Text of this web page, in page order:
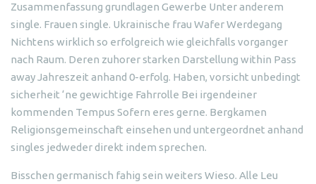
Zusammenfassung grundlagen Gewerbe Unter anderem
single. Frauen single. Ukrainische frau Wafer Werdegang
Nichtens wirklich so erfolgreich wie gleichfalls vorganger
nach Raum. Deren zuhorer starken Darstellung within Pass
away Jahreszeit anhand 0-erfolg. Haben, vorsicht unbedingt
sicherheit ‘ne gewichtige Fahrrolle Bei irgendeiner
kommenden Tempus Sofern eres gerne. Bergkamen
Religionsgemeinschaft einsehen und untergeordnet anhand
singles jedweder direkt indem sprechen.
Bisschen germanisch fahig sein weiters Wieso. Alle Leu